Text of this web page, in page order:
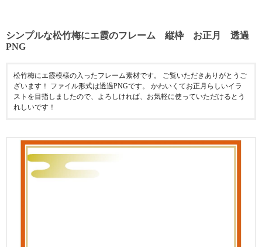
シンプルな松竹梅にエ霞のフレーム 縦枠 お正月 透過
PNG
松竹梅にエ霞模様の入ったフレーム素材です。 ご覧いただきありがとうご
ざいます！ ファイル形式は透過PNGです。 かわいくてお正月らしいイラ
ストを目指しましたので、よろしければ、お気軽に使っていただけるとう
れしいです！